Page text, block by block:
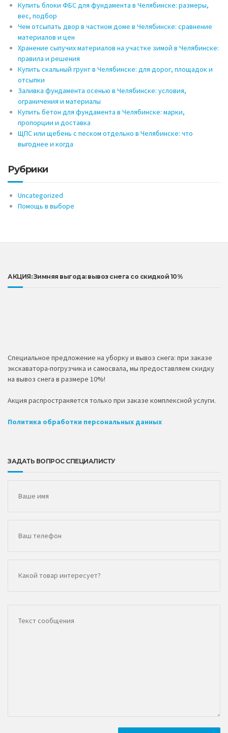
Купить блоки ФБС для фундамента в Челябинске: размеры,
вес, подбор
Чем отсыпать двор в частном доме в Челябинске: сравнение
материалов и цен
Хранение сыпучих материалов на участке зимой в Челябинске:
правила и решения
Купить скальный грунт в Челябинске: для дорог, площадок и
отсыпки
Заливка фундамента осенью в Челябинске: условия,
ограничения и материалы
Купить бетон для фундамента в Челябинске: марки,
пропорции и доставка
ЩПС или щебень с песком отдельно в Челябинске: что
выгоднее и когда
Рубрики
Uncategorized
Помощь в выборе
АКЦИЯ: Зимняя выгода: вывоз снега со скидкой 10%
Специальное предложение на уборку и вывоз снега: при заказе
экскаватора-погрузчика и самосвала, мы предоставляем скидку
на вывоз снега в размере 10%!
Акция распространяется только при заказе комплексной услуги.
Политика обработки персональных данных
ЗАДАТЬ ВОПРОС СПЕЦИАЛИСТУ